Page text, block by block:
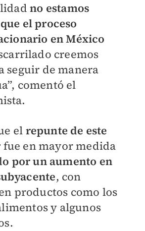
no estamos
el proceso
en México
creemos
seguir de manera
comentó el
el repunte de este
fue en mayor medida
por un aumento en
, con
productos como los
y algunos